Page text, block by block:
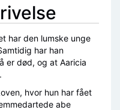
har den lumske unge
har han
er død, og at Aaricia
hvor hun har fået
abe